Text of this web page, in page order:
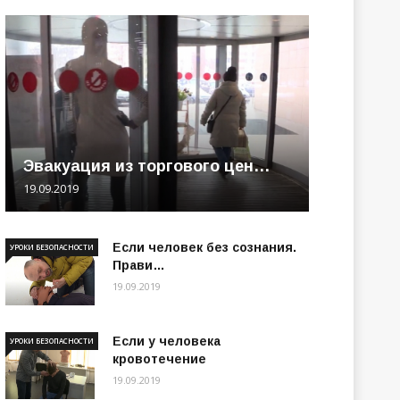
Эвакуация из торгового цен…
19.09.2019
Если человек без сознания.
Прави…
УРОКИ БЕЗОПАСНОСТИ
19.09.2019
Если у человека
кровотечение
УРОКИ БЕЗОПАСНОСТИ
19.09.2019